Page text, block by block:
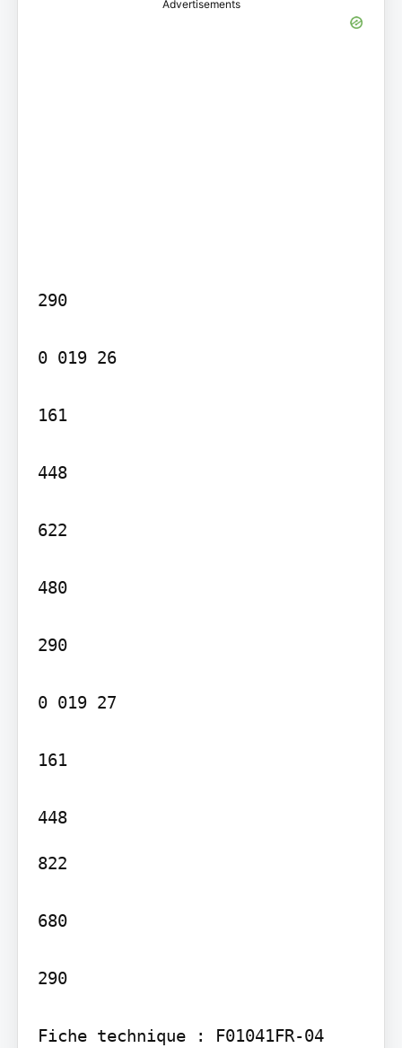
Advertisements
290
0 019 26
161
448
622
480
290
0 019 27
161
448
822
680
290
Fiche technique : F01041FR-04